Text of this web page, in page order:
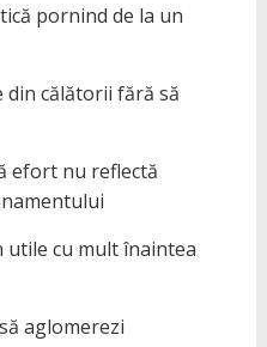
pornind de la un
din călătorii fără să
efort nu reflectă
utile cu mult înaintea
aglomerezi